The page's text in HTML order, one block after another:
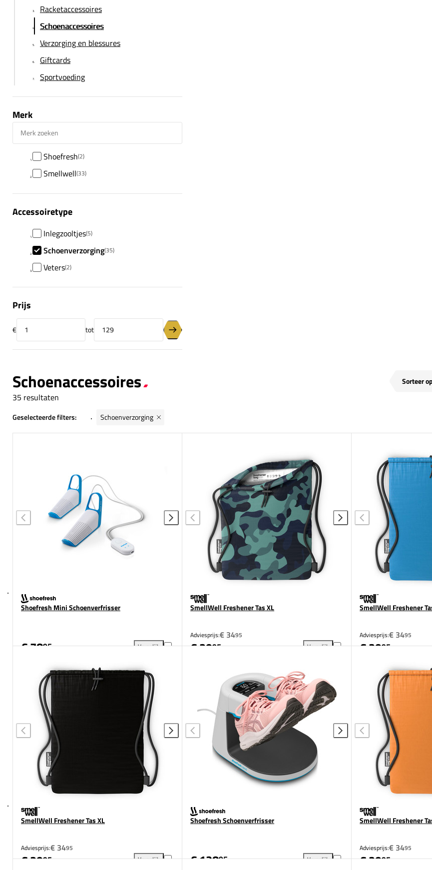
Racketaccessoires
Schoenaccessoires
Verzorging en blessures
Giftcards
Sportvoeding
Merk
Shoefresh(2)
Smellwell(33)
Accessoiretype
Inlegzooltjes(5)
Schoenverzorging(35)
Veters(2)
Prijs
Minimumprijs
€ tot
Maximumprijs Prijsfilter toepassen
Schoenaccessoires Sorteer
35 resultaten
Geselecteerde filters: Schoenverzorging
Shoefresh Mini Schoenverfrisser
€ 7895
Vergelijk
SmellWell Freshener Tas XL
Adviesprijs:€ 3495
€ 2995
Vergelijk
SmellWell Freshener
Adviesprijs:€ 3495
€ 2995
SmellWell Freshener Tas XL
Adviesprijs:€ 3495
€ 2995
Vergelijk
Shoefresh Schoenverfrisser
€ 12895
Vergelijk
SmellWell Freshener
Adviesprijs:€ 3495
€ 2995